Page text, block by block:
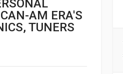
AM ERA'S
TUNERS